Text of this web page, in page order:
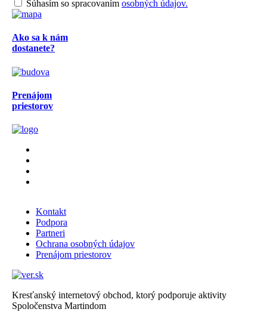
Súhasím so spracovaním osobných údajov.
Ako sa k nám
dostanete?
Prenájom
priestorov
Kontakt
Podpora
Partneri
Ochrana osobných údajov
Prenájom priestorov
Kresťanský internetový obchod, ktorý podporuje aktivity
Spoločenstva Martindom